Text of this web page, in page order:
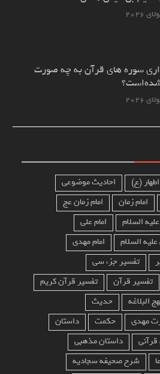
سوره های قرآن به چه صورت
شده‌است؟
(ع)
احادیث موضوعی
امام زمان
امام زمان عج
السلام
امام علی
السلام
امام مهدی
تفسیر جزء سی
تفسیر قرآن
تفسیر قرآن کریم
البلاغه
حدیث
مهدی حکمت
داستان
داستان مذهبی
شرح صحیفه سجادیه